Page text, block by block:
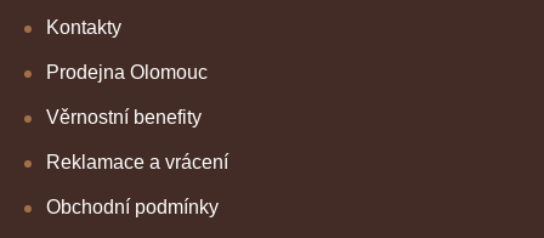
Kontakty
Prodejna Olomouc
Věrnostní benefity
Reklamace a vrácení
Obchodní podmínky